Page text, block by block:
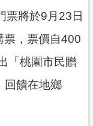
票將於9月23日
票，票價自400
「桃園市民贈
回饋在地鄉